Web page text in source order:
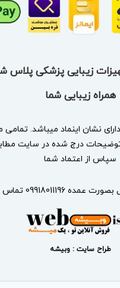
زیبایی پزشکی پلاس
همراه زیبایی شما
نشان اینماد میباشد.
توضیحات درج شده در سایت
سپاس از اعتماد شما
تماس بگیرید
طراح سایت : وبیشه